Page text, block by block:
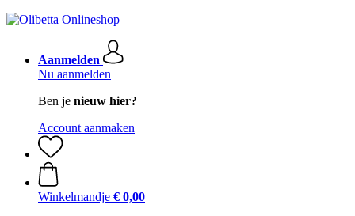
Aanmelden
Nu aanmelden
Ben je nieuw hier?
Account aanmaken
Winkelmandje € 0,00